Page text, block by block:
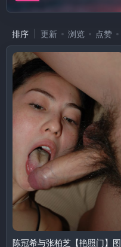
排序 更新 浏览 点赞
陈冠希与张柏芝【艳照门】图